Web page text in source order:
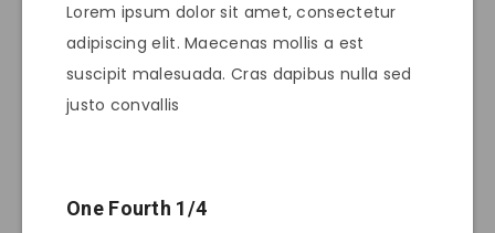
Lorem ipsum dolor sit amet, consectetur
adipiscing elit. Maecenas mollis a est
suscipit malesuada. Cras dapibus nulla sed
justo convallis
One Fourth 1/4